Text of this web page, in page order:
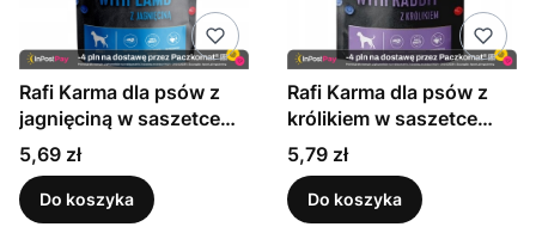
Rafi Karma dla psów z
jagnięciną w saszetce
500 g
Cena
5,69 zł
Do koszyka
Rafi Karma dla psów z
królikiem w saszetce
500 g
Cena
5,79 zł
Do koszyka